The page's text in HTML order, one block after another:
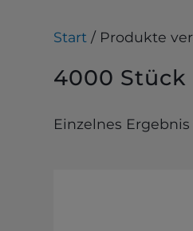
Start / Produkte
4000 Stück
Einzelnes